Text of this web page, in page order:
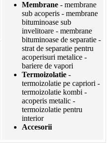
Membrane - membrane
sub acoperis - membrane
bituminoase sub
invelitoare - membrane
bituminoase de separatie -
strat de separatie pentru
acoperisuri metalice -
bariere de vapori
Termoizolatie -
termoizolatie pe capriori -
termoizolatie kombi -
acoperis metalic -
termoizolatie pentru
interior
Accesorii